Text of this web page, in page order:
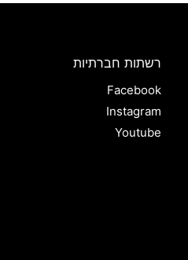
רשתות חברתיות
Facebook
Instagram
Youtube